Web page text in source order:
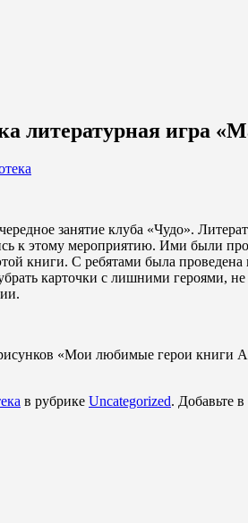
литературная игра
занятие клуба «Чудо».
к этому мероприятию. Ими были
книги. С ребятами была
карточки с лишними героями,
«Мои любимые герои книги
в рубрике Uncategorized. Добавьте в